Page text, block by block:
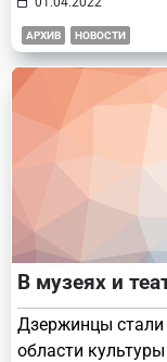
АРХИВ НОВОСТИ
В музеях и
Дзержинцы стали
области культуры